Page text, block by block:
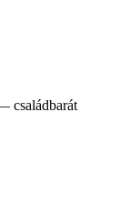
családbarát